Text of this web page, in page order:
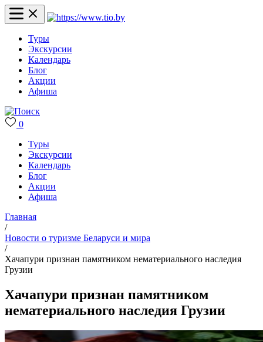
Туры
Экскурсии
Календарь
Блог
Акции
Афиша
0
Туры
Экскурсии
Календарь
Блог
Акции
Афиша
Главная
/
Новости о туризме Беларуси и мира
/
Хачапури признан памятником нематериального наследия
Грузии
Хачапури признан памятником
нематериального наследия Грузии